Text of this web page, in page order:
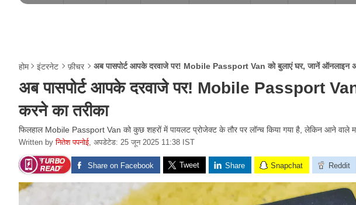
होम इंटरनेट फ़ीचर अब पासपोर्ट आपके दरवाजे पर! Mobile Passport Van को बुलाएं घर, जानें ऑनलाइन
अब पासपोर्ट आपके दरवाजे पर! Mobile Passport
करने का तरीका
फिलहाल Mobile Passport Van को कुछ शहरों में पायलट प्रोजेक्ट के तौर पर लॉन्च किया गया है, लेकिन आने वाले
Written byनितेश पपनोई, अपडेटेड: 25 जून 2025 11:38 IST
Share on Facebook Tweet Share Snapchat Reddit